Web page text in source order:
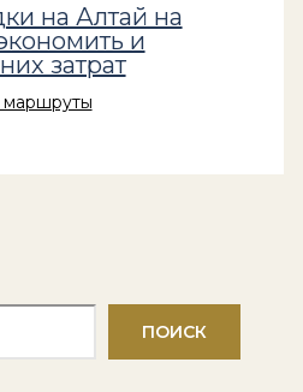
на Алтай на
и
затрат
маршруты
ПОИСК